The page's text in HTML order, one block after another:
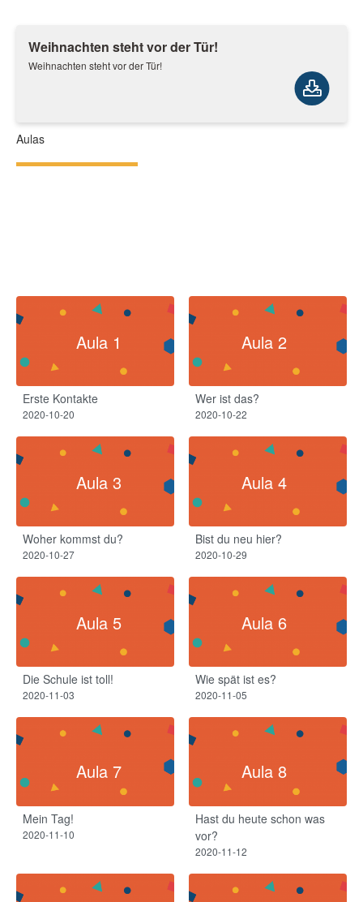
Weihnachten steht vor der Tür!
Weihnachten steht vor der Tür!
Aulas
Aula 1
Erste Kontakte
2020-10-20
Aula 2
Wer ist das?
2020-10-22
Aula 3
Woher kommst du?
2020-10-27
Aula 4
Bist du neu hier?
2020-10-29
Aula 5
Die Schule ist toll!​
2020-11-03
Aula 6
Wie spät ist es?
2020-11-05
Aula 7
Mein Tag!​
2020-11-10
Aula 8
Hast du heute schon was
vor?
2020-11-12